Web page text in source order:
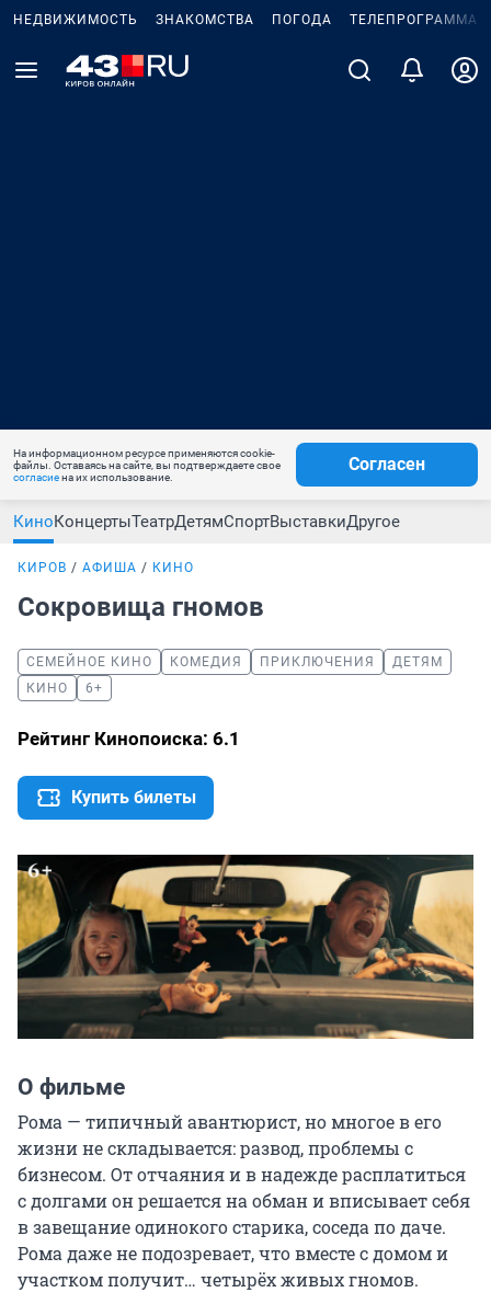
НЕДВИЖИМОСТЬ ЗНАКОМСТВА ПОГОДА ТЕЛЕПРОГРАММА
На информационном ресурсе применяются cookie-
файлы. Оставаясь на сайте, вы подтверждаете свое
согласиена их использование.
Согласен
КиноКонцертыТеатрДетямСпортВыставкиДругое
КИРОВ АФИША КИНО
Сокровища гномов
СЕМЕЙНОЕ КИНО КОМЕДИЯ ПРИКЛЮЧЕНИЯ
ДЕТЯМ
КИНО
6+
Рейтинг Кинопоиска: 6.1
Купить билеты
О фильме
Рома — типичный авантюрист, но многое в его
жизни не складывается: развод, проблемы с
бизнесом. От отчаяния и в надежде расплатиться
с долгами он решается на обман и вписывает себя
в завещание одинокого старика, соседа по даче.
Рома даже не подозревает, что вместе с домом и
участком получит… четырёх живых гномов.